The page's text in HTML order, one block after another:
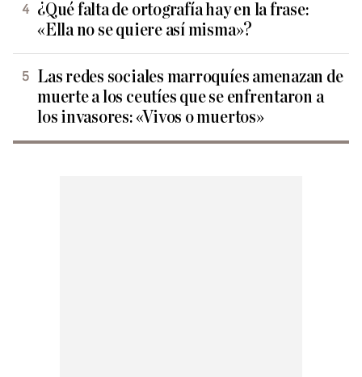
¿Qué falta de ortografía hay en la frase:
«Ella no se quiere así misma»?
Las redes sociales marroquíes amenazan de
muerte a los ceutíes que se enfrentaron a
los invasores: «Vivos o muertos»